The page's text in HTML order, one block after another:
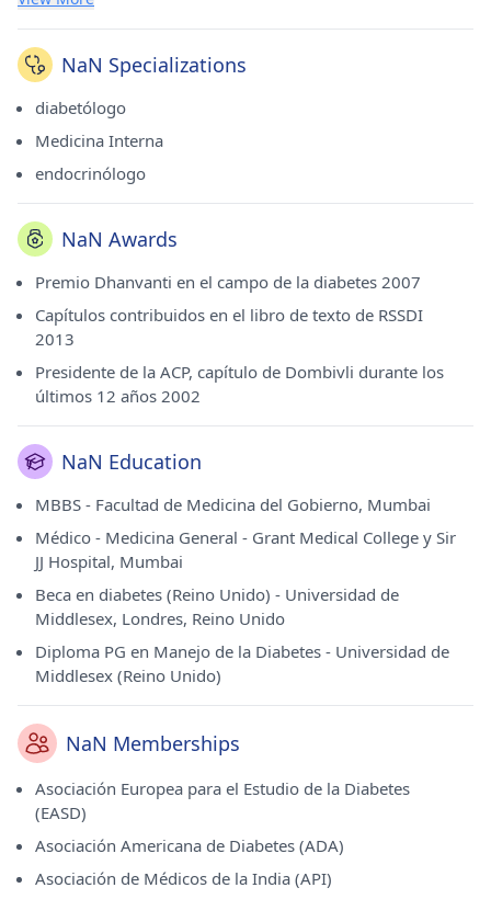
Hospitals Mumbai en 1980 y FICP de API, Nueva Delhi en
2005. Es miembro de la Asociación Europea para el Estudio
de la Diabetes (EASD), la Asociación Estadounidense de
ADCP. Algunos de los servicios brindados por el médico son
diabetes en adultos, problemas de tiroides, hipertensión,
NaN Specializations
diabetólogo
Medicina Interna
endocrinólogo
NaN Awards
Premio Dhanvanti en el campo de la diabetes 2007
Capítulos contribuidos en el libro de texto de RSSDI
2013
Presidente de la ACP, capítulo de Dombivli durante los
últimos 12 años 2002
NaN Education
MBBS - Facultad de Medicina del Gobierno, Mumbai
Médico - Medicina General - Grant Medical College y Sir
JJ Hospital, Mumbai
Beca en diabetes (Reino Unido) - Universidad de
Middlesex, Londres, Reino Unido
Diploma PG en Manejo de la Diabetes - Universidad de
Middlesex (Reino Unido)
NaN Memberships
Asociación Europea para el Estudio de la Diabetes
(EASD)
Asociación Americana de Diabetes (ADA)
Asociación de Médicos de la India (API)